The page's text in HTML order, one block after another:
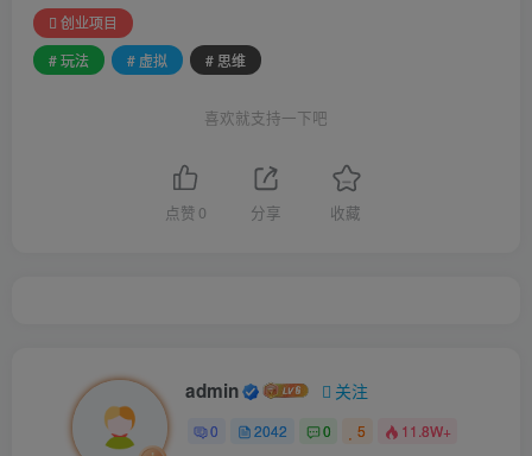
创业项目
# 玩法
# 虚拟 # 思维
喜欢就支持一下吧
点赞 0 分享 收藏
admin 关注
0 2042 0 5 11.8W+